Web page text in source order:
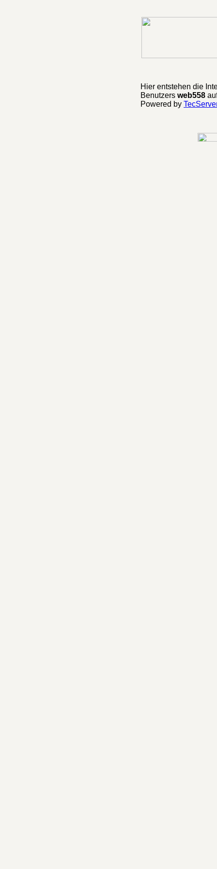
Hier entstehen die
Benutzers web558
Powered by